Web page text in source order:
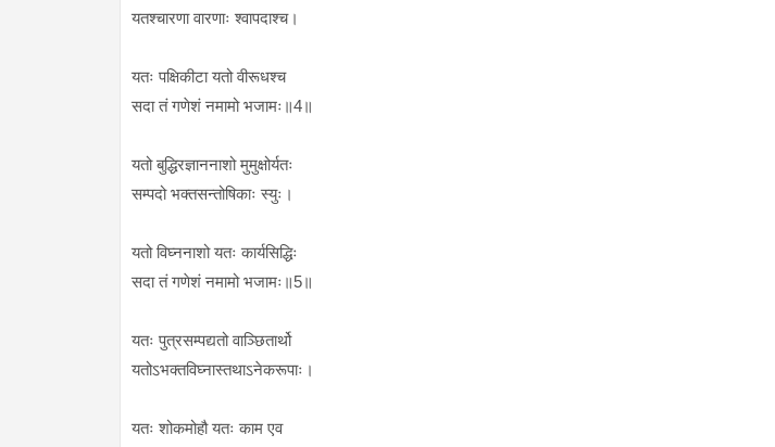
यतश्चारणा वारणाः श्वापदाश्च।
यतः पक्षिकीटा यतो वीरूधश्च
सदा तं गणेशं नमामो भजामः॥4॥
यतो बुद्धिरज्ञाननाशो मुमुक्षोर्यतः
सम्पदो भक्तसन्तोषिकाः स्युः।
यतो विघ्ननाशो यतः कार्यसिद्धिः
सदा तं गणेशं नमामो भजामः॥5॥
यतः पुत्रसम्पद्यतो वाञ्छितार्थो
यतोऽभक्तविघ्नास्तथाऽनेकरूपाः।
यतः शोकमोहौ यतः काम एव